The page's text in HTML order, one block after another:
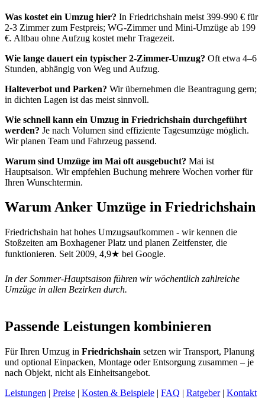
Was kostet ein Umzug hier? In Friedrichshain meist 399-990 € für
2-3 Zimmer zum Festpreis; WG-Zimmer und Mini-Umzüge ab 199
€. Altbau ohne Aufzug kostet mehr Tragezeit.
Wie lange dauert ein typischer 2-Zimmer-Umzug? Oft etwa 4–6
Stunden, abhängig von Weg und Aufzug.
Halteverbot und Parken? Wir übernehmen die Beantragung gern;
in dichten Lagen ist das meist sinnvoll.
Wie schnell kann ein Umzug in Friedrichshain durchgeführt
werden? Je nach Volumen sind effiziente Tagesumzüge möglich.
Wir planen Team und Fahrzeug passend.
Warum sind Umzüge im Mai oft ausgebucht? Mai ist
Hauptsaison. Wir empfehlen Buchung mehrere Wochen vorher für
Ihren Wunschtermin.
Warum Anker Umzüge in Friedrichshain
Friedrichshain hat hohes Umzugsaufkommen - wir kennen die
Stoßzeiten am Boxhagener Platz und planen Zeitfenster, die
funktionieren. Seit 2009, 4,9★ bei Google.
In der Sommer-Hauptsaison führen wir wöchentlich zahlreiche
Umzüge in allen Bezirken durch.
Passende Leistungen kombinieren
Für Ihren Umzug in Friedrichshain setzen wir Transport, Planung
und optional Einpacken, Montage oder Entsorgung zusammen – je
nach Objekt, nicht als Einheitsangebot.
Leistungen | Preise | Kosten & Beispiele | FAQ | Ratgeber| Kontakt